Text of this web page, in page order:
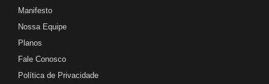
Manifesto
Nossa Equipe
Planos
Fale Conosco
Política de Privacidade